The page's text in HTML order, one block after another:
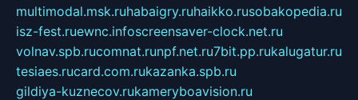
multimodal.msk.ruhabaigry.ruhaikko.rusobakopedia.ru
isz-fest.ruewnc.infoscreensaver-clock.net.ru
volnav.spb.rucomnat.runpf.net.ru7bit.pp.rukalugatur.ru
tesiaes.rucard.com.rukazanka.spb.ru
gildiya-kuznecov.rukameryboavision.ru